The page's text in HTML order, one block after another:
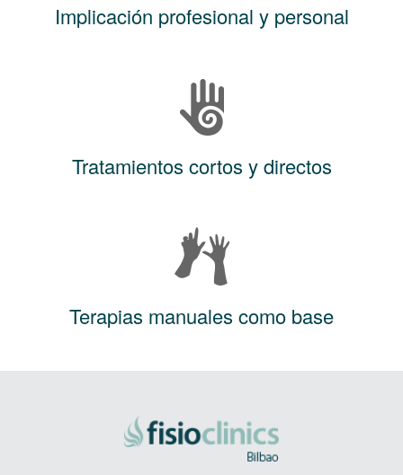
Implicación profesional y personal
Tratamientos cortos y directos
Terapias manuales como base